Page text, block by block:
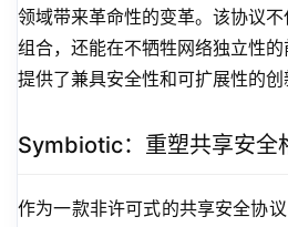
领域带来革命性的变革。该协议
组合，还能在不牺牲网络独立性
提供了兼具安全性和可扩展性的创
Symbiotic：重塑共享安全
作为一款非许可式的共享安全协